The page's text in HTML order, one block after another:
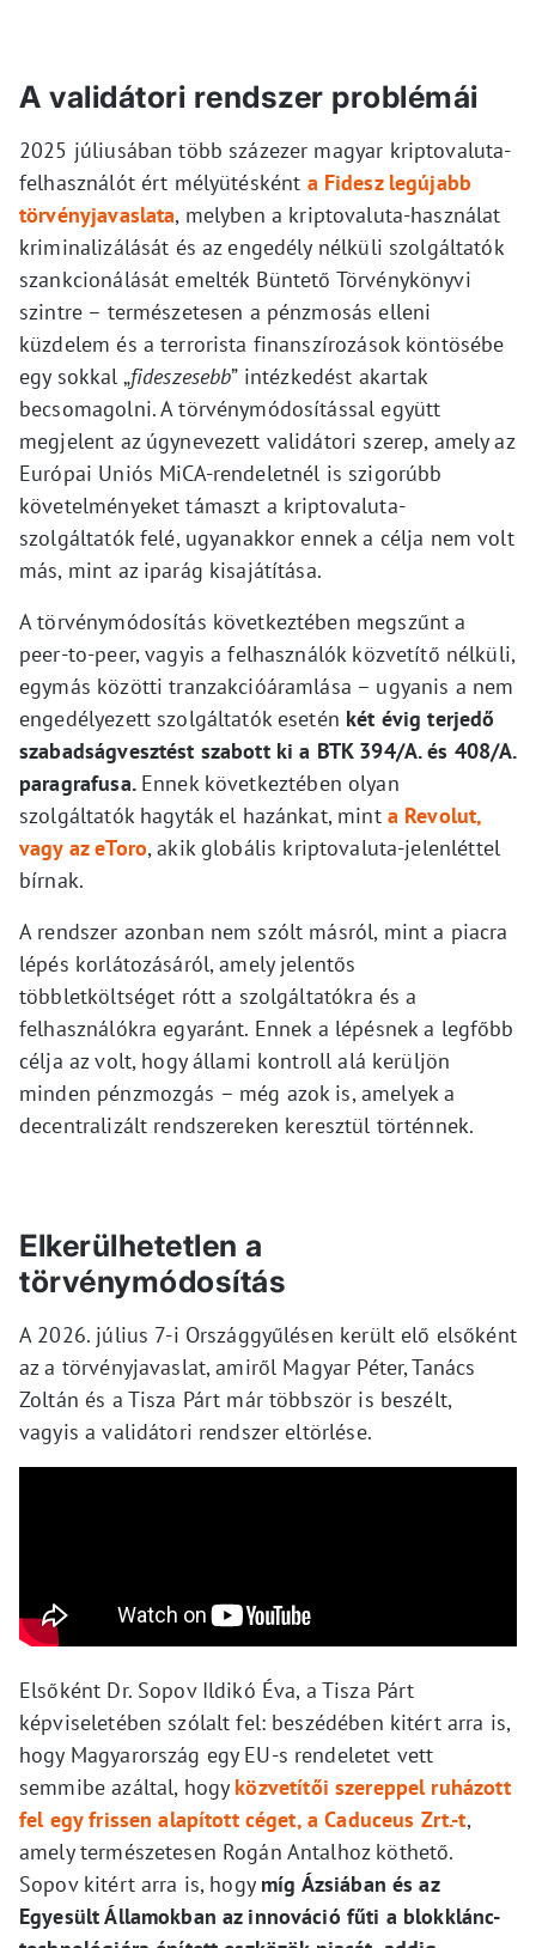
A validátori rendszer problémái
2025 júliusában több százezer magyar kriptovaluta-
felhasználót ért mélyütésként a Fidesz legújabb
törvényjavaslata, melyben a kriptovaluta-használat
kriminalizálását és az engedély nélküli szolgáltatók
szankcionálását emelték Büntető Törvénykönyvi
szintre – természetesen a pénzmosás elleni
küzdelem és a terrorista finanszírozások köntösébe
egy sokkal „fideszesebb” intézkedést akartak
becsomagolni. A törvénymódosítással együtt
megjelent az úgynevezett validátori szerep, amely az
Európai Uniós MiCA-rendeletnél is szigorúbb
követelményeket támaszt a kriptovaluta-
szolgáltatók felé, ugyanakkor ennek a célja nem volt
más, mint az iparág kisajátítása.
A törvénymódosítás következtében megszűnt a
peer-to-peer, vagyis a felhasználók közvetítő nélküli,
egymás közötti tranzakcióáramlása – ugyanis a nem
engedélyezett szolgáltatók esetén két évig terjedő
szabadságvesztést szabott ki a BTK 394/A. és 408/A.
paragrafusa. Ennek következtében olyan
szolgáltatók hagyták el hazánkat, mint a Revolut,
vagy az eToro, akik globális kriptovaluta-jelenléttel
bírnak.
A rendszer azonban nem szólt másról, mint a piacra
lépés korlátozásáról, amely jelentős
többletköltséget rótt a szolgáltatókra és a
felhasználókra egyaránt. Ennek a lépésnek a legfőbb
célja az volt, hogy állami kontroll alá kerüljön
minden pénzmozgás – még azok is, amelyek a
decentralizált rendszereken keresztül történnek.
Elkerülhetetlen a
törvénymódosítás
A 2026. július 7-i Országgyűlésen került elő elsőként
az a törvényjavaslat, amiről Magyar Péter, Tanács
Zoltán és a Tisza Párt már többször is beszélt,
vagyis a validátori rendszer eltörlése.
Elsőként Dr. Sopov Ildikó Éva, a Tisza Párt
képviseletében szólalt fel: beszédében kitért arra is,
hogy Magyarország egy EU-s rendeletet vett
semmibe azáltal, hogy közvetítői szereppel ruházott
fel egy frissen alapított céget, a Caduceus Zrt.-t,
amely természetesen Rogán Antalhoz köthető.
Sopov kitért arra is, hogy míg Ázsiában és az
Egyesült Államokban az innováció fűti a blokklánc-